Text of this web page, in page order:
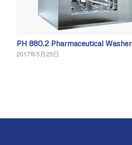
PH 880.2 Pharmaceutical Washer
2017年5月25日